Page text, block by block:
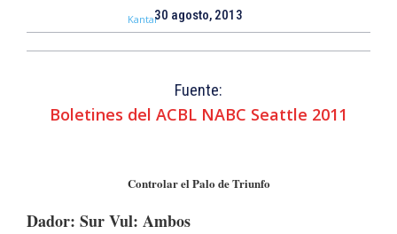
30 agosto, 2013
Fuente:
Boletines del ACBL NABC Seattle 2011
Controlar el Palo de Triunfo
Dador: Sur Vul: Ambos